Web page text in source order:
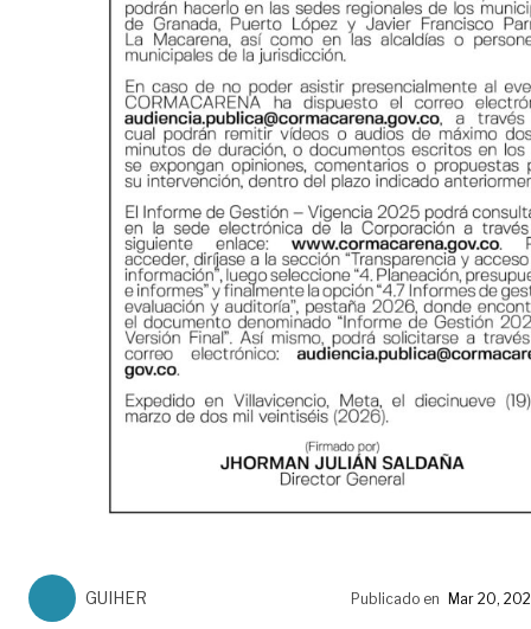
GUIHER Publicado en Mar 20,